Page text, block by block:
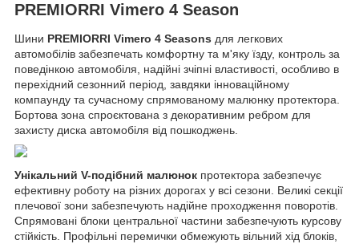
PREMIORRI Vimero 4 Season
Шини PREMIORRI Vimero 4 Seasons для легкових
автомобілів забезпечать комфортну та м'яку їзду, контроль за
поведінкою автомобіля, надійні зчіпні властивості, особливо в
перехідний сезонний період, завдяки інноваційному
компаунду та сучасному спрямованому малюнку протектора.
Бортова зона спроєктована з декоративним ребром для
захисту диска автомобіля від пошкоджень.
Унікальний V-подібний малюнок протектора забезпечує
ефективну роботу на різних дорогах у всі сезони. Великі секції
плечової зони забезпечують надійне проходження поворотів.
Спрямовані блоки центральної частини забезпечують курсову
стійкість. Профільні перемички обмежують вільний хід блоків,